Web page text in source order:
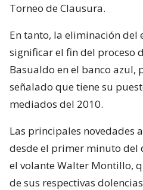
Torneo de Clausura.
En tanto, la eliminación del
significar el fin del proceso
Basualdo en el banco azul,
señalado que tiene su
mediados del 2010.
Las principales novedades
desde el primer minuto del
el volante Walter Montillo,
de sus respectivas